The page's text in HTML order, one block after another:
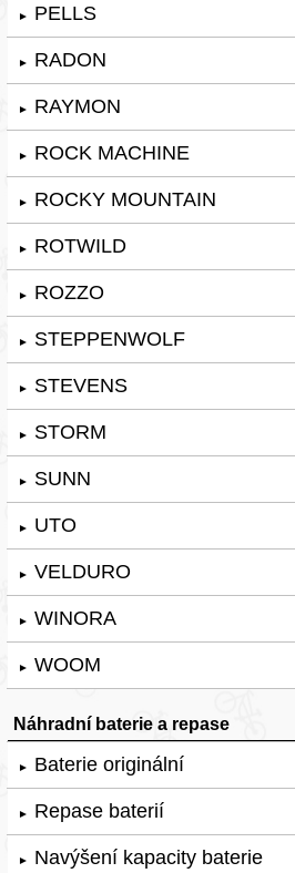
► PELLS
► RADON
► RAYMON
► ROCK MACHINE
► ROCKY MOUNTAIN
► ROTWILD
► ROZZO
► STEPPENWOLF
► STEVENS
► STORM
► SUNN
► UTO
► VELDURO
► WINORA
► WOOM
Náhradní baterie a repase
► Baterie originální
► Repase baterií
► Navýšení kapacity baterie